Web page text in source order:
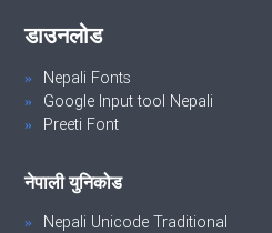
डाउनलोड
Nepali Fonts
Google Input tool Nepali
Preeti Font
नेपाली युनिकोड
Nepali Unicode Traditional